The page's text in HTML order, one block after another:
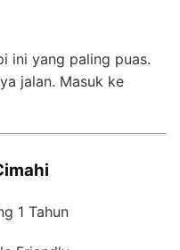
ini yang paling puas.
jalan. Masuk ke
1 Tahun